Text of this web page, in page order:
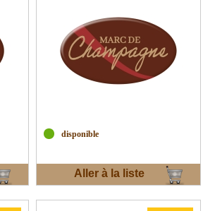
disponible
Aller à la liste